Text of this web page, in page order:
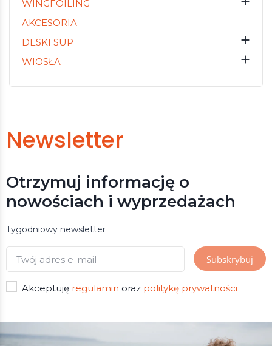
WINGFOILING
AKCESORIA
DESKI SUP

WIOSŁA 
Newsletter
Otrzymuj informację o
nowościach i wyprzedażach
Tygodniowy newsletter
Akceptuję regulamin oraz politykę prywatności